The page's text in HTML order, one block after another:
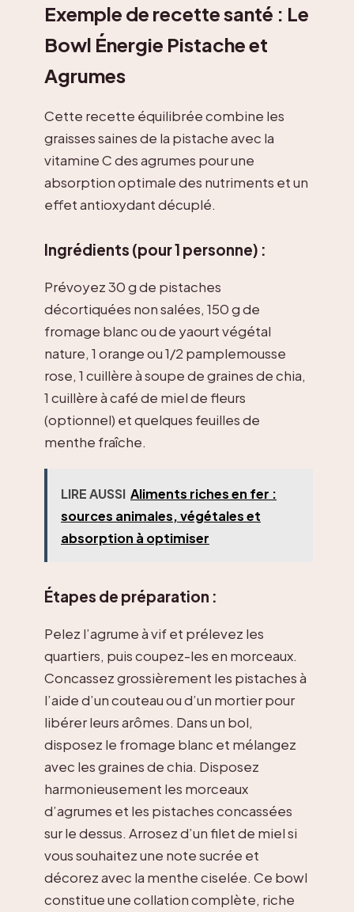
Exemple de recette santé : Le
Bowl Énergie Pistache et
Agrumes
Cette recette équilibrée combine les
graisses saines de la pistache avec la
vitamine C des agrumes pour une
absorption optimale des nutriments et un
effet antioxydant décuplé.
Ingrédients (pour 1 personne) :
Prévoyez 30 g de pistaches
décortiquées non salées, 150 g de
fromage blanc ou de yaourt végétal
nature, 1 orange ou 1/2 pamplemousse
rose, 1 cuillère à soupe de graines de chia,
1 cuillère à café de miel de fleurs
(optionnel) et quelques feuilles de
menthe fraîche.
LIRE AUSSI Aliments riches en fer :
sources animales, végétales et
absorption à optimiser
Étapes de préparation :
Pelez l’agrume à vif et prélevez les
quartiers, puis coupez-les en morceaux.
Concassez grossièrement les pistaches à
l’aide d’un couteau ou d’un mortier pour
libérer leurs arômes. Dans un bol,
disposez le fromage blanc et mélangez
avec les graines de chia. Disposez
harmonieusement les morceaux
d’agrumes et les pistaches concassées
sur le dessus. Arrosez d’un filet de miel si
vous souhaitez une note sucrée et
décorez avec la menthe ciselée. Ce bowl
constitue une collation complète, riche